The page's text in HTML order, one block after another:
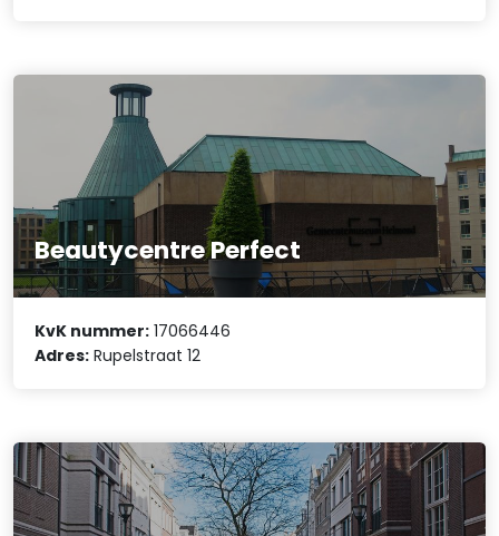
Beautycentre Perfect
KvK nummer: 17066446
Adres: Rupelstraat 12